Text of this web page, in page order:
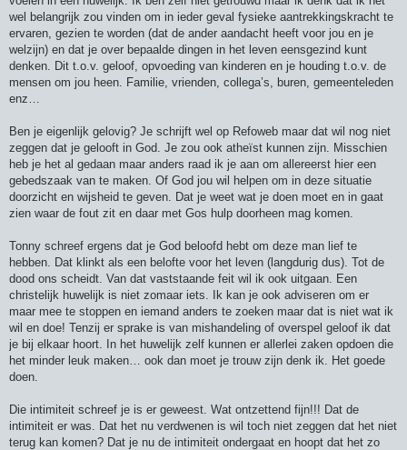
wel belangrijk zou vinden om in ieder geval fysieke aantrekkingskracht te
ervaren, gezien te worden (dat de ander aandacht heeft voor jou en je
welzijn) en dat je over bepaalde dingen in het leven eensgezind kunt
denken. Dit t.o.v. geloof, opvoeding van kinderen en je houding t.o.v. de
mensen om jou heen. Familie, vrienden, collega’s, buren, gemeenteleden
enz…
Ben je eigenlijk gelovig? Je schrijft wel op Refoweb maar dat wil nog niet
zeggen dat je gelooft in God. Je zou ook atheïst kunnen zijn. Misschien
heb je het al gedaan maar anders raad ik je aan om allereerst hier een
gebedszaak van te maken. Of God jou wil helpen om in deze situatie
doorzicht en wijsheid te geven. Dat je weet wat je doen moet en in gaat
zien waar de fout zit en daar met Gos hulp doorheen mag komen.
Tonny schreef ergens dat je God beloofd hebt om deze man lief te
hebben. Dat klinkt als een belofte voor het leven (langdurig dus). Tot de
dood ons scheidt. Van dat vaststaande feit wil ik ook uitgaan. Een
christelijk huwelijk is niet zomaar iets. Ik kan je ook adviseren om er
maar mee te stoppen en iemand anders te zoeken maar dat is niet wat ik
wil en doe! Tenzij er sprake is van mishandeling of overspel geloof ik dat
je bij elkaar hoort. In het huwelijk zelf kunnen er allerlei zaken opdoen die
het minder leuk maken… ook dan moet je trouw zijn denk ik. Het goede
doen.
Die intimiteit schreef je is er geweest. Wat ontzettend fijn!!! Dat de
intimiteit er was. Dat het nu verdwenen is wil toch niet zeggen dat het niet
terug kan komen? Dat je nu de intimiteit ondergaat en hoopt dat het zo